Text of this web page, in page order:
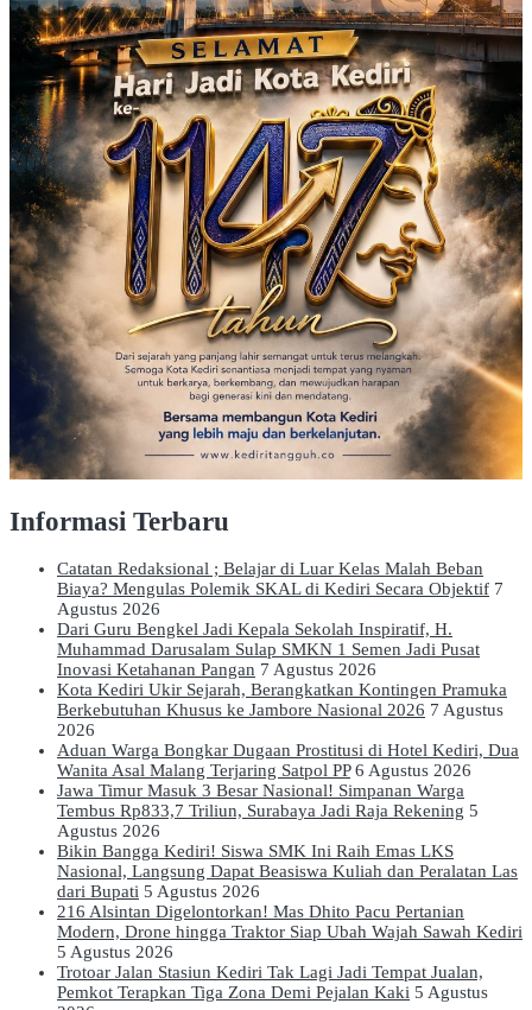
Informasi Terbaru
Catatan Redaksional ; Belajar di Luar Kelas Malah Beban
Biaya? Mengulas Polemik SKAL di Kediri Secara Objektif 7
Agustus 2026
Dari Guru Bengkel Jadi Kepala Sekolah Inspiratif, H.
Muhammad Darusalam Sulap SMKN 1 Semen Jadi Pusat
Inovasi Ketahanan Pangan 7 Agustus 2026
Kota Kediri Ukir Sejarah, Berangkatkan Kontingen Pramuka
Berkebutuhan Khusus ke Jambore Nasional 2026 7 Agustus
2026
Aduan Warga Bongkar Dugaan Prostitusi di Hotel Kediri, Dua
Wanita Asal Malang Terjaring Satpol PP 6 Agustus 2026
Jawa Timur Masuk 3 Besar Nasional! Simpanan Warga
Tembus Rp833,7 Triliun, Surabaya Jadi Raja Rekening 5
Agustus 2026
Bikin Bangga Kediri! Siswa SMK Ini Raih Emas LKS
Nasional, Langsung Dapat Beasiswa Kuliah dan Peralatan Las
dari Bupati 5 Agustus 2026
216 Alsintan Digelontorkan! Mas Dhito Pacu Pertanian
Modern, Drone hingga Traktor Siap Ubah Wajah Sawah Kediri
5 Agustus 2026
Trotoar Jalan Stasiun Kediri Tak Lagi Jadi Tempat Jualan,
Pemkot Terapkan Tiga Zona Demi Pejalan Kaki 5 Agustus